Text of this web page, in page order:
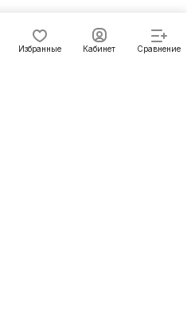
Избранные Кабинет Сравнение